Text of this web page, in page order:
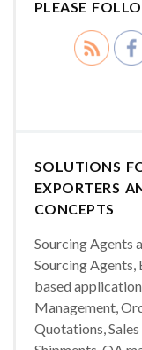
PLEASE
SOLUTIONS
EXPORTERS
CONCEPTS
Sourcing Agents
Sourcing
based
Management,
Quotations,